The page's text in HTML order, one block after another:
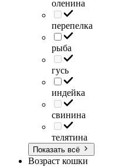
оленина
перепелка
рыба
гусь
индейка
свинина
телятина
Показать всё
Возраст кошки